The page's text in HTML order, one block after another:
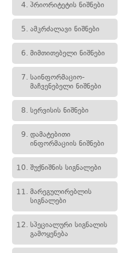
4. პრიორიტეტის ნიშნები
5. ამკრძალავი ნიშნები
6. მიმთითებელი ნიშნები
7. საინფორმაციო-
მაჩვენებელი ნიშნები
8. სერვისის ნიშნები
9. დამატებითი
ინფორმაციის ნიშნები
10. შუქნიშნის სიგნალები
11. მარეგულირებლის
სიგნალები
12. სპეციალური სიგნალის
გამოყენება